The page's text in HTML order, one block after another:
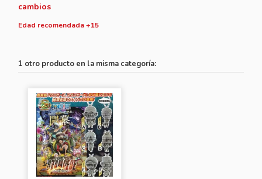
cambios
Edad recomendada +15
1 otro producto en la misma categoría: